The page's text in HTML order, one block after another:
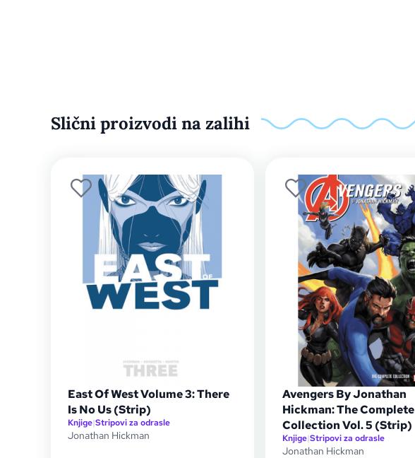
Slični proizvodi na zalihi
East Of West Volume 3: There
Is No Us (Strip)
Knjige|Stripovi za odrasle
Jonathan Hickman
Avengers By Jonathan
Hickman: The Complete
Collection Vol. 5 (Strip)
Knjige|Stripovi za odrasle
Jonathan Hickman